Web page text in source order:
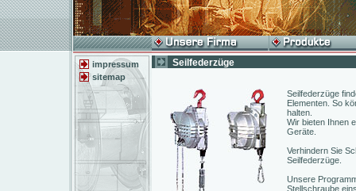
impressum
sitemap
Seilfederzüge
Seilfederzüge
Elementen. So
halten.
Wir bieten Ihnen
Geräte.
Verhindern Sie
Seilfederzüge.
Unsere
Stellschraube